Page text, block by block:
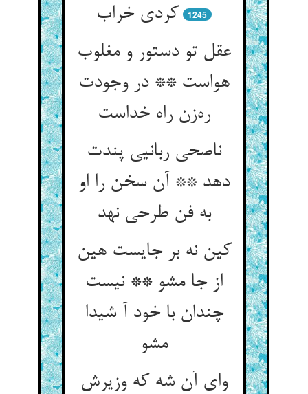
کردی خراب 1245
عقل تو دستور و مغلوب
هواست ** در وجودت
ره‌زن راه خداست
ناصحی ربانیی پندت
دهد ** آن سخن را او
به فن طرحی نهد
کین نه بر جایست هین
از جا مشو ** نیست
چندان با خود آ شیدا
مشو
وای آن شه که وزیرش